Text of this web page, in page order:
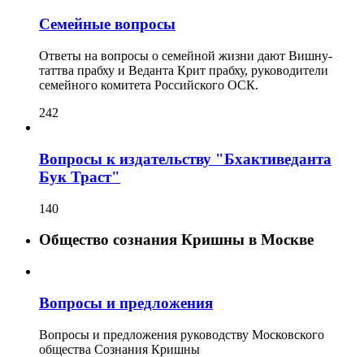
Семейные вопросы
Ответы на вопросы о семейной жизни дают Вишну-
таттва прабху и Веданта Крит прабху, руководители
семейного комитета Российского ОСК.
242
Вопросы к издательству "Бхактиведанта
Бук Траст"
140
Общество сознания Кришны в Москве
Вопросы и предложения
Вопросы и предложения руководству Московского
общества Сознания Кришны